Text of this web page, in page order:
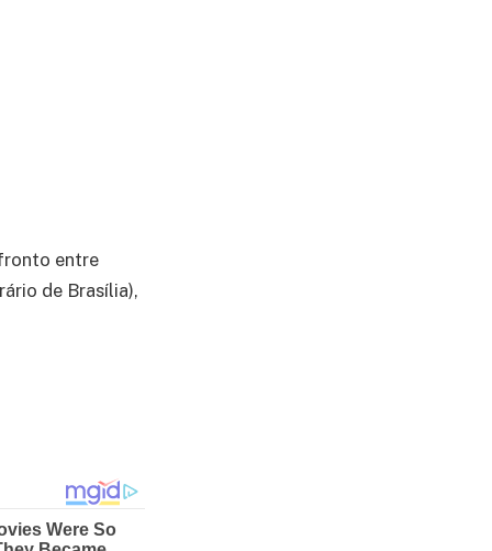
entre
de Brasília),